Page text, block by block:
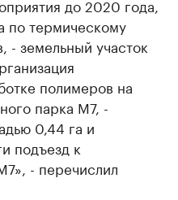
до 2020 года,
по термическому
- земельный участок
полимеров на
парка М7, -
0,44 га и
подъезд к
- перечислил